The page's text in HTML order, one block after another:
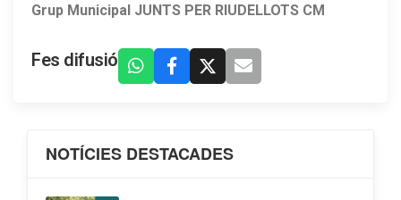
Grup Municipal JUNTS PER RIUDELLOTS CM
Fes difusió
NOTÍCIES DESTACADES